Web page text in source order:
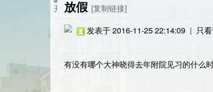
放假 [复制链接]
发表于 2016-11-25 22:14:09 | 只
有没有哪个大神晓得去年附院见习的什么